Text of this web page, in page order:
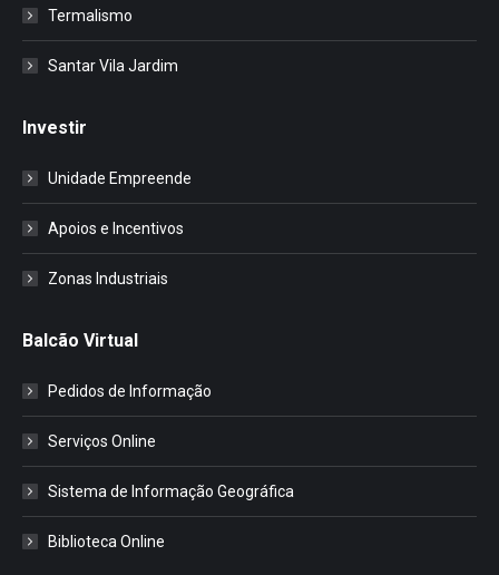
Termalismo
Santar Vila Jardim
Investir
Unidade Empreende
Apoios e Incentivos
Zonas Industriais
Balcão Virtual
Pedidos de Informação
Serviços Online
Sistema de Informação Geográfica
Biblioteca Online